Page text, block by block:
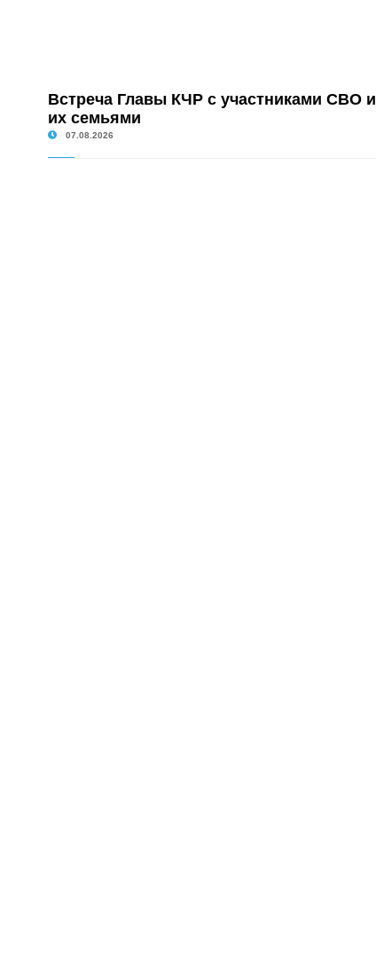
Встреча Главы КЧР с участниками СВО и
их семьями
07.08.2026